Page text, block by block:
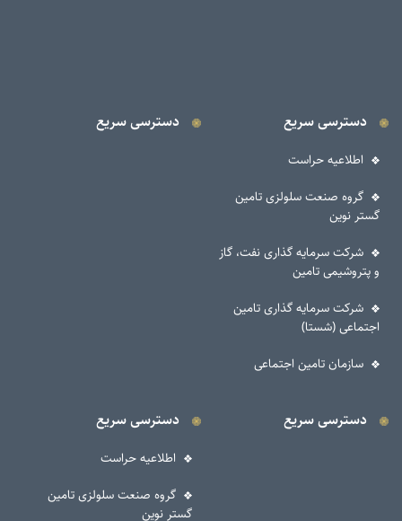
دسترسی سریع
اطلاعیه حراست
گروه صنعت سلولزی تامین
گستر نوین
شرکت سرمایه گذاری نفت، گاز
و پتروشیمی تامین
شرکت سرمایه گذاری تامین
اجتماعی (شستا)
سازمان تامین اجتماعی
دسترسی سریع
دسترسی سریع دسترسی سریع
اطلاعیه حراست
گروه صنعت سلولزی تامین
گستر نوین